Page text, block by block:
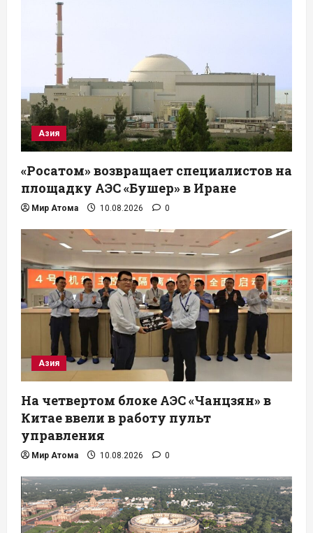
Азия
«Росатом» возвращает специалистов на
площадку АЭС «Бушер» в Иране
Мир Атома 10.08.2026 0
Азия
На четвертом блоке АЭС «Чанцзян» в
Китае ввели в работу пульт
управления
Мир Атома 10.08.2026 0